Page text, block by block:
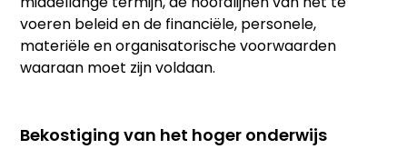
voeren beleid en de financiële, personele,
materiële en organisatorische voorwaarden
waaraan moet zijn voldaan.
Bekostiging van het hoger onderwijs